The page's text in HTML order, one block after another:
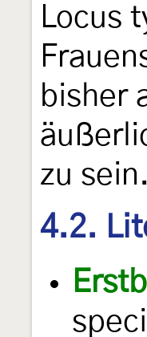
Locus
bisher
zu sein.
4.2.